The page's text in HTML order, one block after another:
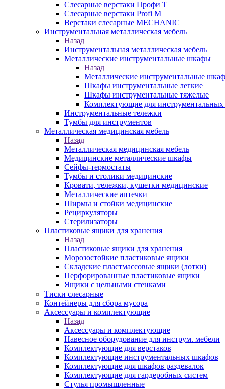
Слесарные верстаки Профи Т
Слесарные верстаки Profi M
Верстаки слесарные MECHANIC
Инструментальная металлическая мебель
Назад
Инструментальная металлическая мебель
Металлические инструментальные шкафы
Назад
Металлические инструментальные
Шкафы инструментальные легкие
Шкафы инструментальные тяжелые
Комплектующие для
Инструментальные тележки
Тумбы для инструментов
Металлическая медицинская мебель
Назад
Металлическая медицинская мебель
Медицинские металлические шкафы
Сейфы-термостаты
Тумбы и столики медицинские
Кровати, тележки, кушетки медицинские
Металлические аптечки
Ширмы и стойки медицинские
Рециркуляторы
Стерилизаторы
Пластиковые ящики для хранения
Назад
Пластиковые ящики для хранения
Морозостойкие пластиковые ящики
Складские пластмассовые ящики (лотки)
Перфорированные пластиковые ящики
Ящики с цельными стенками
Тиски слесарные
Контейнеры для сбора мусора
Аксессуары и комплектующие
Назад
Аксессуары и комплектующие
Навесное оборудование для инструм. мебели
Комплектующие для верстаков
Комплектующие инструментальных шкафов
Комплектующие для шкафов раздевалок
Комплектующие для гардеробных систем
Стулья промышленные